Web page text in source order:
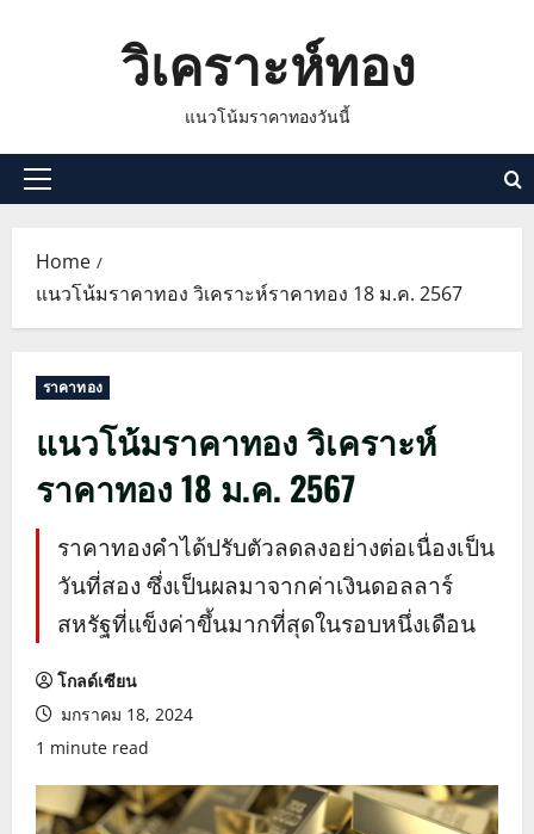
วิเคราะห์ทอง
แนวโน้มราคาทองวันนี้
Primary
Home
แนวโน้มราคาทอง วิเคราะห์ราคาทอง 18 ม.ค. 2567
ราคาทอง
แนวโน้มราคาทอง วิเคราะห์
ราคาทอง 18 ม.ค. 2567
ราคาทองคำได้ปรับตัวลดลงอย่างต่อเนื่องเป็น
วันที่สอง ซึ่งเป็นผลมาจากค่าเงินดอลลาร์
สหรัฐที่แข็งค่าขึ้นมากที่สุดในรอบหนึ่งเดือน
โกลด์เซียน
มกราคม 18, 2024
1 minute read